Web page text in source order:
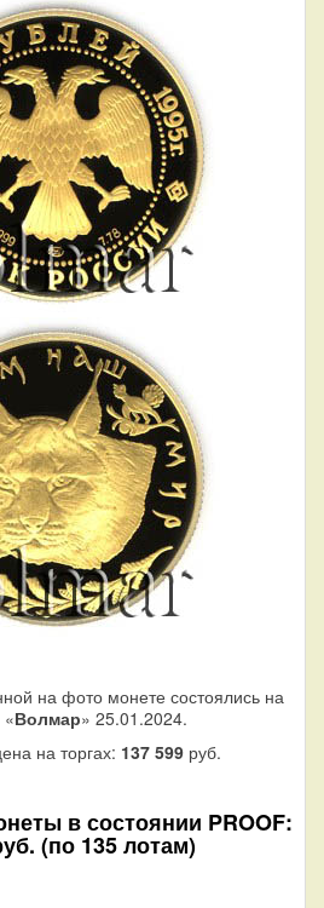
на фото монете состоялись на
«Волмар» 25.01.2024.
на торгах: 137 599 руб.
в состоянии PROOF:
(по 135 лотам)